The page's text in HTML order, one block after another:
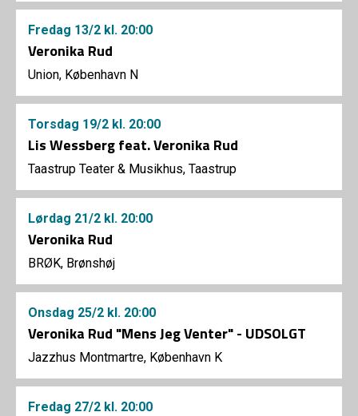
Fredag 13/2 kl. 20:00
Veronika Rud
Union, København N
Torsdag 19/2 kl. 20:00
Lis Wessberg feat. Veronika Rud
Taastrup Teater & Musikhus, Taastrup
Lørdag 21/2 kl. 20:00
Veronika Rud
BRØK, Brønshøj
Onsdag 25/2 kl. 20:00
Veronika Rud "Mens Jeg Venter" - UDSOLGT
Jazzhus Montmartre, København K
Fredag 27/2 kl. 20:00